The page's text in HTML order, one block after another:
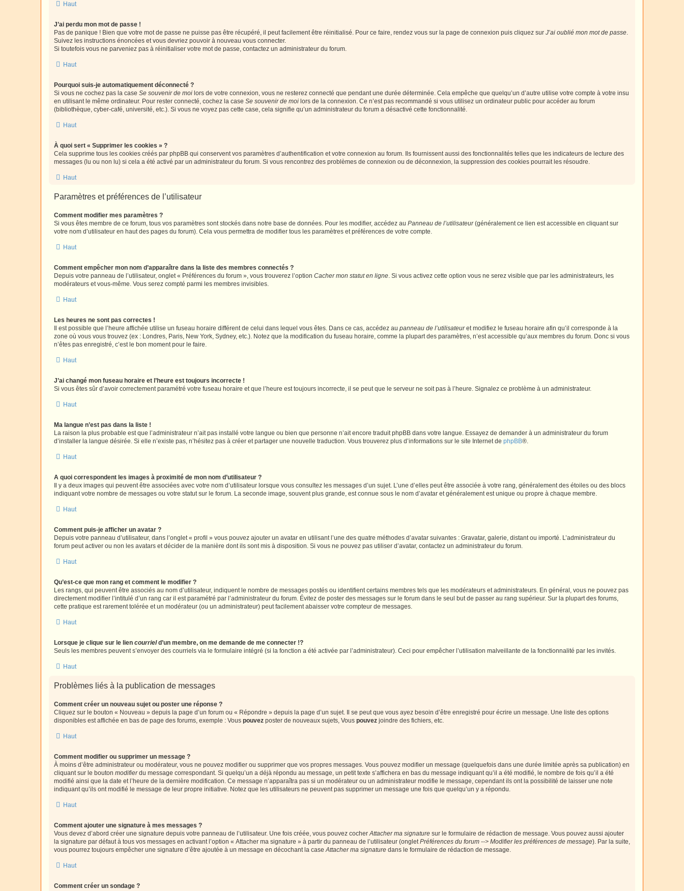
Haut
J’ai perdu mon mot de passe !
Pas de panique ! Bien que votre mot de passe ne puisse pas être récupéré, il peut facilement être réinitialisé. Pour ce faire, rendez vous sur la page de connexion puis cliquez sur J’ai oublié mon mot de passe.
Suivez les instructions énoncées et vous devriez pouvoir à nouveau vous connecter.
Si toutefois vous ne parveniez pas à réinitialiser votre mot de passe, contactez un administrateur du forum.
Haut
Pourquoi suis-je automatiquement déconnecté ?
Si vous ne cochez pas la case Se souvenir de moi lors de votre connexion, vous ne resterez connecté que pendant une durée déterminée. Cela empêche que quelqu’un d’autre utilise votre compte à votre insu
en utilisant le même ordinateur. Pour rester connecté, cochez la case Se souvenir de moi lors de la connexion. Ce n’est pas recommandé si vous utilisez un ordinateur public pour accéder au forum
(bibliothèque, cyber-café, université, etc.). Si vous ne voyez pas cette case, cela signifie qu’un administrateur du forum a désactivé cette fonctionnalité.
Haut
À quoi sert « Supprimer les cookies » ?
Cela supprime tous les cookies créés par phpBB qui conservent vos paramètres d’authentification et votre connexion au forum. Ils fournissent aussi des fonctionnalités telles que les indicateurs de lecture des
messages (lu ou non lu) si cela a été activé par un administrateur du forum. Si vous rencontrez des problèmes de connexion ou de déconnexion, la suppression des cookies pourrait les résoudre.
Haut
Paramètres et préférences de l’utilisateur
Comment modifier mes paramètres ?
Si vous êtes membre de ce forum, tous vos paramètres sont stockés dans notre base de données. Pour les modifier, accédez au Panneau de l’utilisateur(généralement ce lien est accessible en cliquant sur
votre nom d’utilisateur en haut des pages du forum). Cela vous permettra de modifier tous les paramètres et préférences de votre compte.
Haut
Comment empêcher mon nom d’apparaître dans la liste des membres connectés ?
Depuis votre panneau de l’utilisateur, onglet « Préférences du forum », vous trouverez l’option Cacher mon statut en ligne. Si vous activez cette option vous ne serez visible que par les administrateurs, les
modérateurs et vous-même. Vous serez compté parmi les membres invisibles.
Haut
Les heures ne sont pas correctes !
Il est possible que l’heure affichée utilise un fuseau horaire différent de celui dans lequel vous êtes. Dans ce cas, accédez au panneau de l’utilisateuret modifiez le fuseau horaire afin qu’il corresponde à la
zone où vous vous trouvez (ex : Londres, Paris, New York, Sydney, etc.). Notez que la modification du fuseau horaire, comme la plupart des paramètres, n’est accessible qu’aux membres du forum. Donc si vous
n’êtes pas enregistré, c’est le bon moment pour le faire.
Haut
J’ai changé mon fuseau horaire et l’heure est toujours incorrecte !
Si vous êtes sûr d’avoir correctement paramétré votre fuseau horaire et que l’heure est toujours incorrecte, il se peut que le serveur ne soit pas à l’heure. Signalez ce problème à un administrateur.
Haut
Ma langue n’est pas dans la liste !
La raison la plus probable est que l’administrateur n’ait pas installé votre langue ou bien que personne n’ait encore traduit phpBB dans votre langue. Essayez de demander à un administrateur du forum
d’installer la langue désirée. Si elle n’existe pas, n’hésitez pas à créer et partager une nouvelle traduction. Vous trouverez plus d’informations sur le site Internet de phpBB®.
Haut
A quoi correspondent les images à proximité de mon nom d’utilisateur ?
Il y a deux images qui peuvent être associées avec votre nom d’utilisateur lorsque vous consultez les messages d’un sujet. L’une d’elles peut être associée à votre rang, généralement des étoiles ou des blocs
indiquant votre nombre de messages ou votre statut sur le forum. La seconde image, souvent plus grande, est connue sous le nom d’avatar et généralement est unique ou propre à chaque membre.
Haut
Comment puis-je afficher un avatar ?
Depuis votre panneau d’utilisateur, dans l’onglet « profil » vous pouvez ajouter un avatar en utilisant l’une des quatre méthodes d’avatar suivantes : Gravatar, galerie, distant ou importé. L’administrateur du
forum peut activer ou non les avatars et décider de la manière dont ils sont mis à disposition. Si vous ne pouvez pas utiliser d’avatar, contactez un administrateur du forum.
Haut
Qu’est-ce que mon rang et comment le modifier ?
Les rangs, qui peuvent être associés au nom d’utilisateur, indiquent le nombre de messages postés ou identifient certains membres tels que les modérateurs et administrateurs. En général, vous ne pouvez pas
directement modifier l’intitulé d’un rang car il est paramétré par l’administrateur du forum. Évitez de poster des messages sur le forum dans le seul but de passer au rang supérieur. Sur la plupart des forums,
cette pratique est rarement tolérée et un modérateur (ou un administrateur) peut facilement abaisser votre compteur de messages.
Haut
Lorsque je clique sur le lien courrield’un membre, on me demande de me connecter !?
Seuls les membres peuvent s’envoyer des courriels via le formulaire intégré (si la fonction a été activée par l’administrateur). Ceci pour empêcher l’utilisation malveillante de la fonctionnalité par les invités.
Haut
Problèmes liés à la publication de messages
Comment créer un nouveau sujet ou poster une réponse ?
Cliquez sur le bouton « Nouveau » depuis la page d’un forum ou « Répondre » depuis la page d’un sujet. Il se peut que vous ayez besoin d’être enregistré pour écrire un message. Une liste des options
disponibles est affichée en bas de page des forums, exemple : Vous pouvez poster de nouveaux sujets, Vous pouvez joindre des fichiers, etc.
Haut
Comment modifier ou supprimer un message ?
À moins d’être administrateur ou modérateur, vous ne pouvez modifier ou supprimer que vos propres messages. Vous pouvez modifier un message (quelquefois dans une durée limitée après sa publication) en
cliquant sur le bouton modifierdu message correspondant. Si quelqu’un a déjà répondu au message, un petit texte s’affichera en bas du message indiquant qu’il a été modifié, le nombre de fois qu’il a été
modifié ainsi que la date et l’heure de la dernière modification. Ce message n’apparaîtra pas si un modérateur ou un administrateur modifie le message, cependant ils ont la possibilité de laisser une note
indiquant qu’ils ont modifié le message de leur propre initiative. Notez que les utilisateurs ne peuvent pas supprimer un message une fois que quelqu’un y a répondu.
Haut
Comment ajouter une signature à mes messages ?
Vous devez d’abord créer une signature depuis votre panneau de l’utilisateur. Une fois créée, vous pouvez cocherAttacher ma signature sur le formulaire de rédaction de message. Vous pouvez aussi ajouter
la signature par défaut à tous vos messages en activant l’option « Attacher ma signature » à partir du panneau de l’utilisateur (ongletPréférences du forum --> Modifier les préférences de message). Par la suite,
vous pourrez toujours empêcher une signature d’être ajoutée à un message en décochant la caseAttacher ma signature dans le formulaire de rédaction de message.
Haut
Comment créer un sondage ?